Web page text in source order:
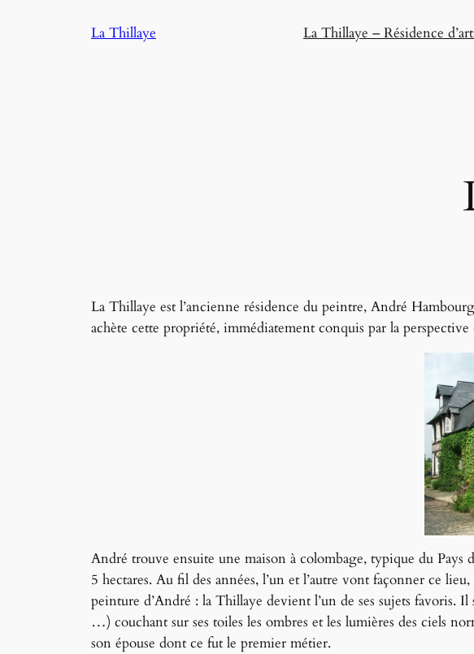
La Thillaye La Thillaye – Résidence
La Thillaye est l’ancienne résidence du peintre, André
achète cette propriété, immédiatement conquis par la perspective
André trouve ensuite une maison à colombage, typique du
5 hectares. Au fil des années, l’un et l’autre vont façonner ce
peinture d’André : la Thillaye devient l’un de ses sujets favoris.
…) couchant sur ses toiles les ombres et les lumières des ciels
son épouse dont ce fut le premier métier.